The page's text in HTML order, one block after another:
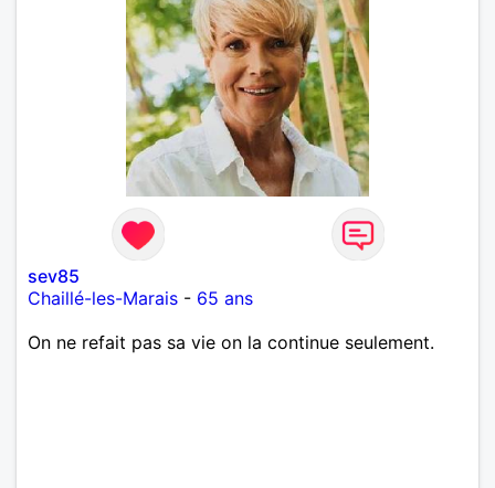
sev85
Chaillé-les-Marais - 65 ans
On ne refait pas sa vie on la continue seulement.